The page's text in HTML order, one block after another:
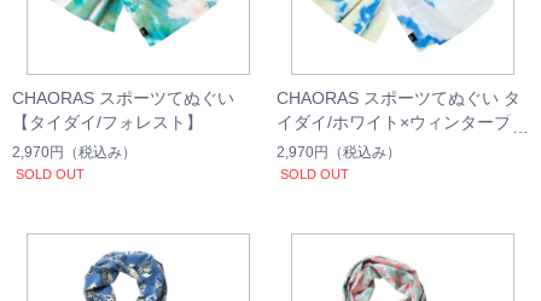
CHAORAS スポーツてぬぐい
【タイダイ/フォレスト】
2,970円 （税込み）
SOLD OUT
CHAORAS スポーツてぬぐい タ
イダイ/ホワイト×ウィンターブル
ー
2,970円 （税込み）
SOLD OUT